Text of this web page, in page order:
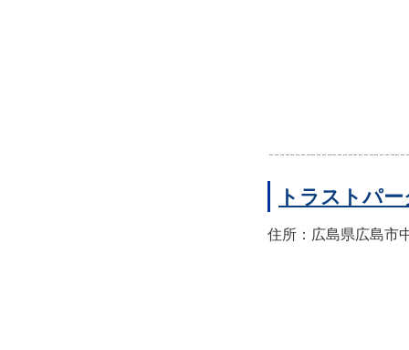
トラストパ
住所：広島県広島市